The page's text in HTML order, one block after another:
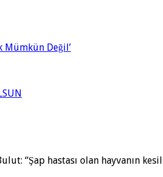
Mümkün Değil’
“Şap hastası olan hayvanın